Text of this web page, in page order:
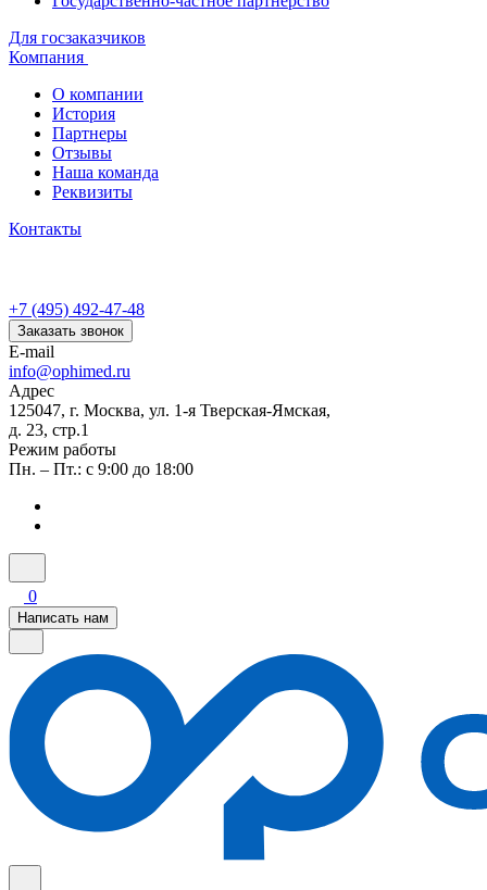
Для госзаказчиков
Компания
О компании
История
Партнеры
Отзывы
Наша команда
Реквизиты
Контакты
+7 (495) 492-47-48
Заказать звонок
E-mail
info@ophimed.ru
Адрес
125047, г. Москва, ул. 1-я Тверская-Ямская,
д. 23, стр.1
Режим работы
Пн. – Пт.: с 9:00 до 18:00
0
Написать нам